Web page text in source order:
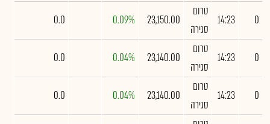
0
14:23
טרום
סגירה
23,150.00
0.09%
0.0
0
14:23
טרום
סגירה
23,140.00
0.04%
0.0
0
14:23
טרום
סגירה
23,140.00
0.04%
0.0